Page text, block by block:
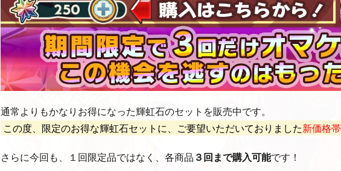
通常よりもかなりお得になった輝虹石のセットを販売中です。
この度、限定のお得な輝虹石セットに、ご要望いただいておりました新価格帯
さらに今回も、１回限定品ではなく、各商品 ３回まで購入可能です！